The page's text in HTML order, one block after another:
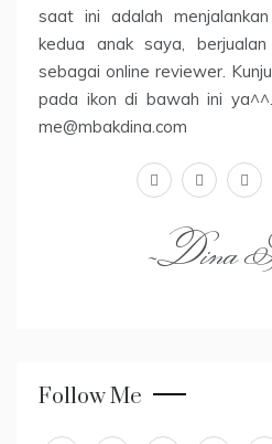
saat ini adalah
kedua anak saya,
sebagai online reviewer.
pada ikon di bawah ini
me@mbakdina.com
facebooktwitter
~Dina
Follow Me